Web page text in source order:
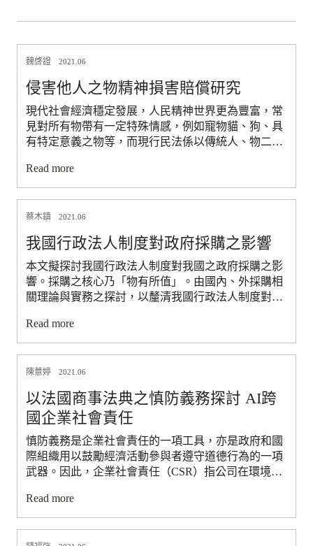
魏啓證 2021.06
侵害他人之物精神損害賠償研究
現代社會經濟穩定發展，人民精神世界更為豐富，常
見對所有物帶有一定特殊情感，例如寵物貓、狗、具
有特定意義之物等，而現行民法係以傳統人、物二分
賠償機制並未能涵蓋侵害他人上開之物所生之非財產
上損害。在反思傳統民法二元區分下，應關注人與物
之交融部分，即人之精神、情感投射在特定物上，該
物即負載人格利益，於受侵害致物之所有人所生非財
產損害即有填補必要。對此，比較法上，法國、日本
民法均持肯定態度。否定者如德國民法，其民法中並
未有直接請求權依據，惟從其動物保護法及民法第
90a條規定可知立法重視動物之態度，而觀察其實務
過去即曾以判決創設一般人格權，為其將來或可能將
之路徑。中華人民共和國民法典明文規定物受侵害得
主張精神損害賠償，惟有一定之要件，係有條件之肯
定論。現行民法對侵害人格權損害賠償機制與德國大
抵相同，可借鑑其創設一般人格權之方式，將侵害他
人具有情感利益之物所侵害之受害人精神利益解為民
法第195條之「其他人格利益」，惟鑒於情感價值之
主觀性，可以同條「情節重大」之寬嚴審酌及訴訟法
上舉證責任平衡精神利益與社會正常生活。
Read more
蔡木鎮 2021.06
我國行政法人制度對政府採購之影響
本文擬探討我國行政法人制度對我國之政府採購之影
響。採購之核心乃「物有所值」。由國內、外採購相
關理論與實務之探討，以釐清我國行政法人制度對政
到「物有所值」，為達成此目的，國際間公認之方法
是透過建立公開、透明與不歧視之公平競爭之市場環
境。並經由建立公開、透明與不歧視之採購制度以達
成該目的。 政府本應規劃完善之政府採購制度，以使
政府採購達成「物有所值」。但我國政府自「機關營
繕工程及購置定製變賣財物稽察條例」時期之政府採
購相關規定的缺失造成政府採購一直為人詬病。及至
政府採購法制定使政府採購得以改善過往之缺失。 目
前行政法人採購制度之法制存在與過去舊採購制度相
同或更有利該等缺失發展之條件，致過去舊制度之缺
人的採購法制，有再行檢討必要，其屬一般庶務性之
購，在符合政府採購協定之前提下，如無全國一致性
者，或可留其自行訂定採購規章加以規範，但應加強
Read more
陳薏婷 2021.06
以法國商事法典之慎防義務探討 AI跨
國企業社會責任
慎防義務是企業社會責任的一項工具，亦是政府和國
際組織用以鼓勵經濟活動參與者遵守道德行為的一項
武器。因此，企業社會責任（CSR）指公司在環境、
理（ESG）因素的義務，更意味著將其具體融入決策
的過程。慎防義務最初是一種自願性的方式：以不具
約束力的企業社會責任標準為基礎。如今，其標誌是
Read more